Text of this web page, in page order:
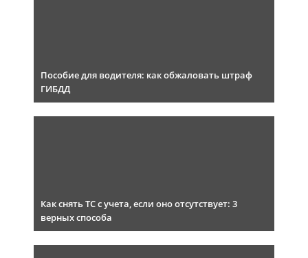
Пособие для водителя: как обжаловать штраф
ГИБДД
Как снять ТС с учета, если оно отсутствует: 3
верных способа